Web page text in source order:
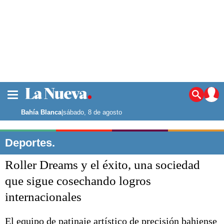
Noticias
La ciudad
Punta Alta
El mundo
Seguridad
Liga del Sur
Bahía Blanca|sábado, 8 de agosto
Deportes.
Roller Dreams y el éxito, una sociedad
que sigue cosechando logros
internacionales
El equipo de patinaje artístico de precisión bahiense